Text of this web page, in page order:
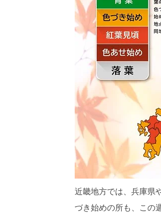
近畿地方では、兵庫県
づき始めの所も、この